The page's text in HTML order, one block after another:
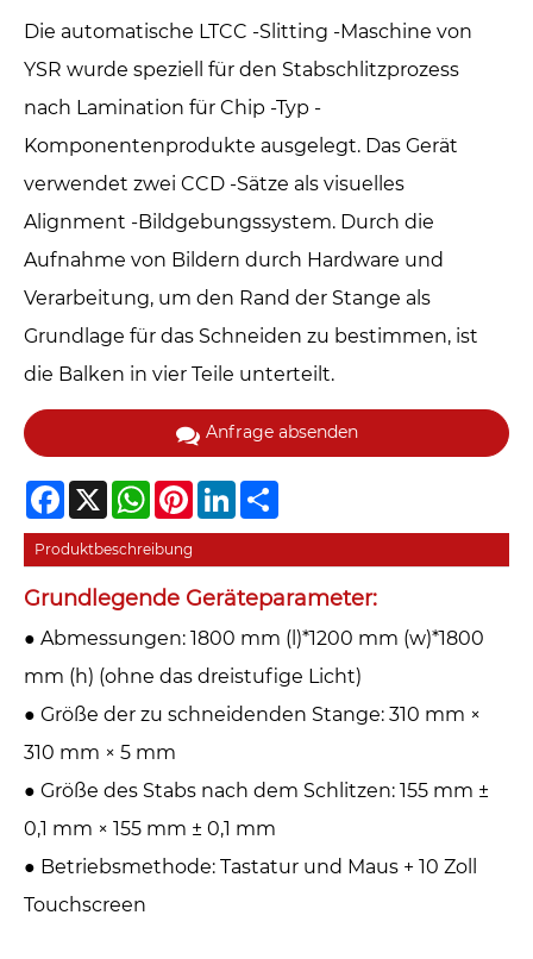
Die automatische LTCC -Slitting -Maschine von
YSR wurde speziell für den Stabschlitzprozess
nach Lamination für Chip -Typ -
Komponentenprodukte ausgelegt. Das Gerät
verwendet zwei CCD -Sätze als visuelles
Alignment -Bildgebungssystem. Durch die
Aufnahme von Bildern durch Hardware und
Verarbeitung, um den Rand der Stange als
Grundlage für das Schneiden zu bestimmen, ist
die Balken in vier Teile unterteilt.
Anfrage absenden
Facebook
X WhatsAppPinterestLinkedIn
Produktbeschreibung
Grundlegende Geräteparameter:
● Abmessungen: 1800 mm (l)*1200 mm (w)*1800
mm (h) (ohne das dreistufige Licht)
● Größe der zu schneidenden Stange: 310 mm ×
310 mm × 5 mm
● Größe des Stabs nach dem Schlitzen: 155 mm ±
0,1 mm × 155 mm ± 0,1 mm
● Betriebsmethode: Tastatur und Maus + 10 Zoll
Touchscreen